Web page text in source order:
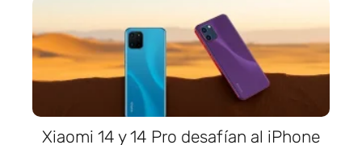
Xiaomi 14 y 14 Pro desafían al iPhone